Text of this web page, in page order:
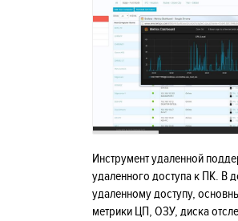
Инструмент удаленной
удаленного доступа к ПК. В
удаленному доступу,
метрики ЦП, ОЗУ, диска